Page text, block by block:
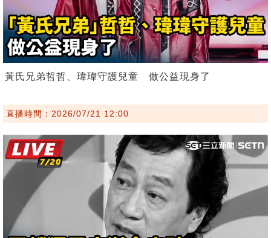
黃氏兄弟哲哲、瑋瑋守護兒童 做公益現身了
直播時間：2026/07/21 12:00